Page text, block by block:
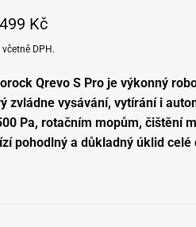
Kč
včetně DPH.
Qrevo S Proje výkonný
zvládne vysávání, vytírání i
Pa, rotačním mopům, čištění
pohodlný a důkladný úklid celé